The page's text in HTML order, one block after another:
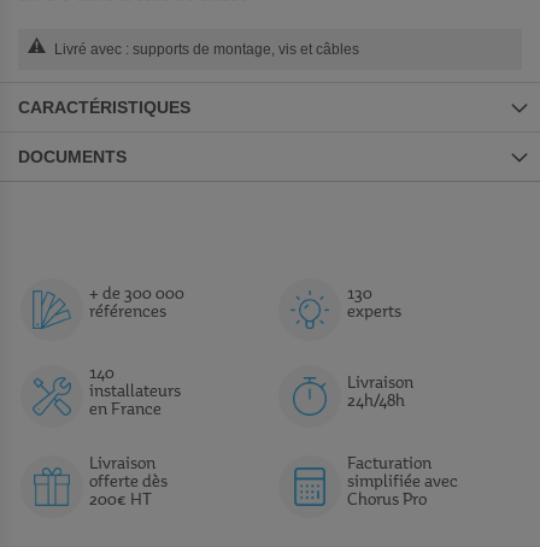
Livré avec : supports de montage, vis et câbles
CARACTÉRISTIQUES
DOCUMENTS
+ de 300 000
références
130
experts
140
installateurs
en France
Livraison
24h/48h
Livraison
offerte dès
200€ HT
Facturation
simplifiée avec
Chorus Pro